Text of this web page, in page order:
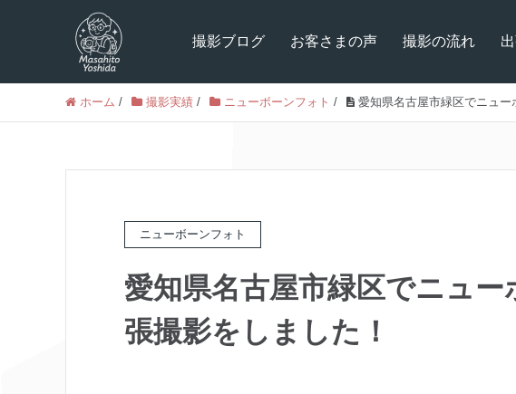
撮影ブログ お客さまの声 撮影の流れ
ホーム / 撮影実績 / ニューボーンフォト / 愛知県名古屋市緑区でニュー
ニューボーンフォト
愛知県名古屋市緑区でニュ
張撮影をしました！